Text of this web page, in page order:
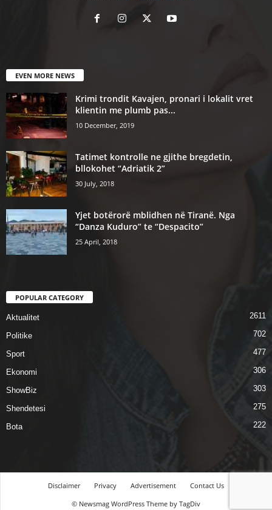
EVEN MORE NEWS
Krimi trondit Kavajen, pronari i lokalit vret
klientin me plumb pas...
10 December, 2019
Tatimet kontrolle ne gjithe bregdetin,
bllokohet “Adriatik 2”
30 July, 2018
Yjet botërorë mblidhen në Tiranë. Nga
“Danza Kuduro” te “Despacito”
25 April, 2018
POPULAR CATEGORY
Aktualitet 2611
Politike 702
Sport 477
Ekonomi 306
ShowBiz 303
Shendetesi 275
Bota 222
Disclaimer Privacy Advertisement
Contact Us
© Newsmag WordPress Theme by TagDiv